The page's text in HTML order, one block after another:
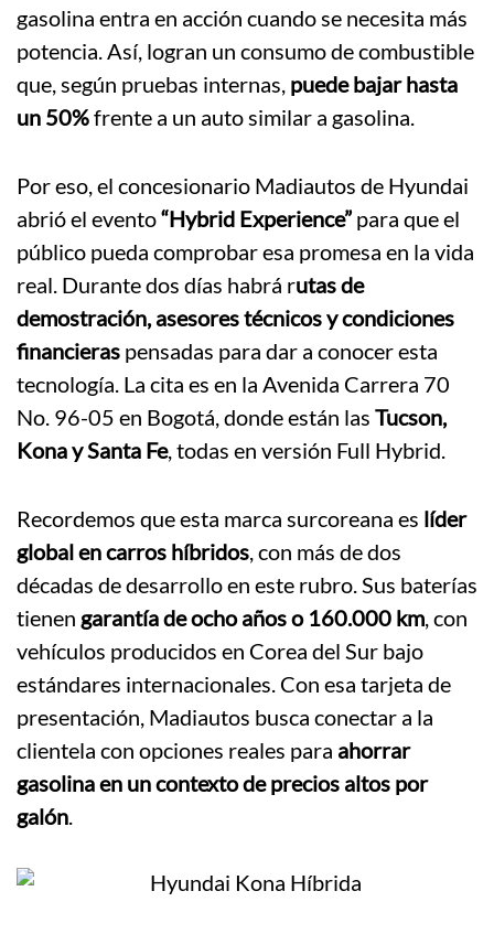
gasolina entra en acción cuando se necesita más
potencia. Así, logran un consumo de combustible
que, según pruebas internas, puede bajar hasta
un 50%frente a un auto similar a gasolina.
Por eso, el concesionario Madiautos de Hyundai
abrió el evento“Hybrid Experience” para que el
público pueda comprobar esa promesa en la vida
real. Durante dos días habrá rutas de
demostración, asesores técnicos y condiciones
financieras pensadas para dar a conocer esta
tecnología. La cita es en la Avenida Carrera 70
No. 96-05 en Bogotá, donde están las Tucson,
Kona y Santa Fe, todas en versión Full Hybrid.
Recordemos que esta marca surcoreana es líder
global en carros híbridos, con más de dos
décadas de desarrollo en este rubro. Sus baterías
tienen garantía de ocho años o 160.000 km, con
vehículos producidos en Corea del Sur bajo
estándares internacionales. Con esa tarjeta de
presentación, Madiautos busca conectar a la
clientela con opciones reales para ahorrar
gasolina en un contexto de precios altos por
galón.